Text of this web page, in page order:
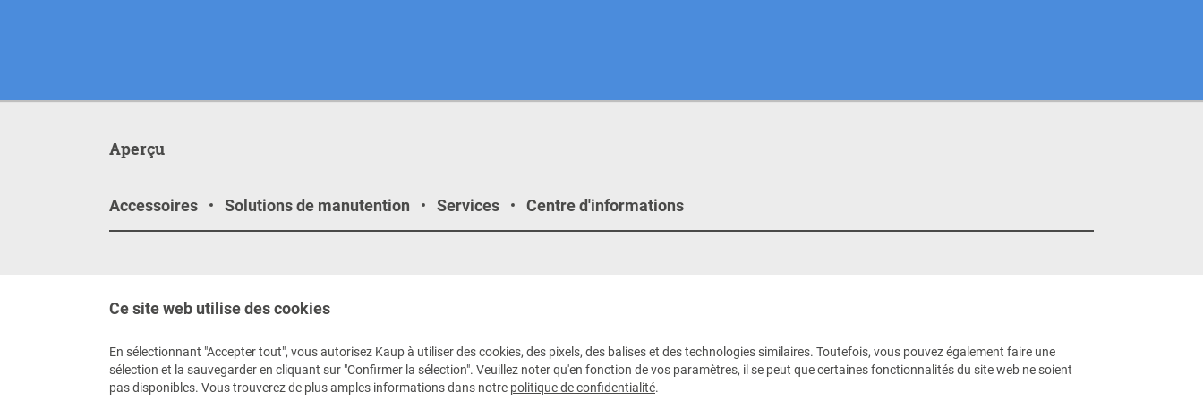
Aperçu
Accessoires Solutions de manutention Services Centre d'informations
+49 6021 865 0
Lu - Ve 08:00 - 17:00
LogiMAT 2026 : KAUP présente le
SLC nouvelle génération
Ce site web utilise des cookies
En sélectionnant "Accepter tout", vous autorisez Kaup à utiliser des cookies, des pixels, des balises et des technologies similaires. Toutefois, vous pouvez également faire une
sélection et la sauvegarder en cliquant sur "Confirmer la sélection". Veuillez noter qu'en fonction de vos paramètres, il se peut que certaines fonctionnalités du site web ne soient
pas disponibles. Vous trouverez de plus amples informations dans notre politique de confidentialité.